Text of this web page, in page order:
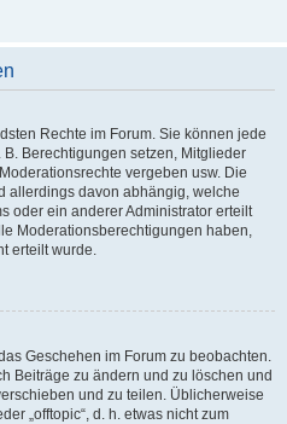
Rechte im Forum. Sie können jede
Berechtigungen setzen, Mitglieder
vergeben usw. Die
allerdings davon abhängig, welche
oder ein anderer Administrator erteilt
Moderationsberechtigungen haben,
erteilt wurde.
Geschehen im Forum zu beobachten.
Beiträge zu ändern und zu löschen und
und zu teilen. Üblicherweise
„offtopic“, d. h. etwas nicht zum